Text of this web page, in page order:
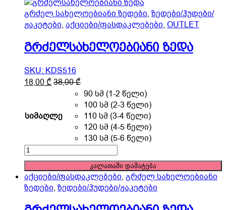
გრძელ სახელოებიანი ზედები, ზედები/ჰუდები/
ჟაკეტები, აქციები/ფასდაკლებები, OUTLET
გრძელსახელოებიანი ზედა
SKU: KDS516
18,00₾38,00₾This
product
has
multiple
variants.
The
options
may
be
chosen
on
the
სიმაღლე
90 სმ (1-2 წელი)
100 სმ (2-3 წელი)
110 სმ (3-4 წელი)
120 სმ (4-5 წელი)
130 სმ (5-6 წელი)
გრძელსახელოებიანი
ზედა
quantity
კალათაში დამატება
აქციები/ფასდაკლებები, გრძელ სახელოებიანი
ზედები, ზედები/ჰუდები/ჟაკეტები